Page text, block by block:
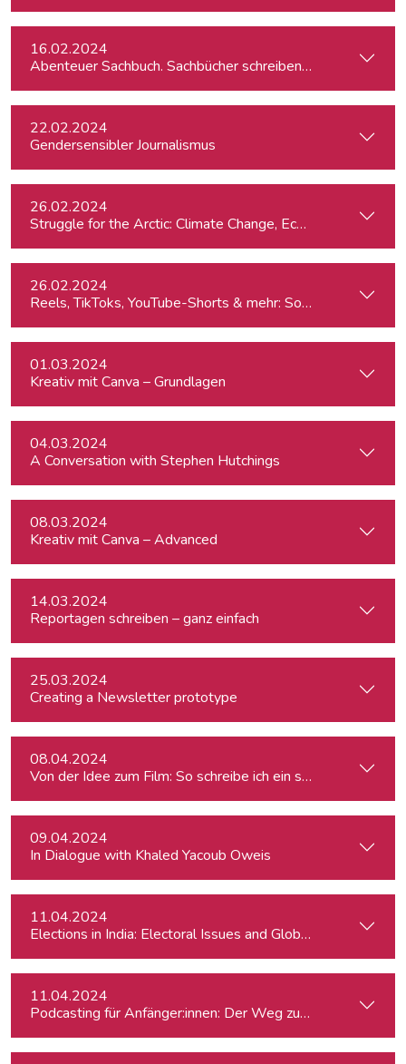
16.02.2024
Abenteuer Sachbuch. Sachbücher schreiben für
22.02.2024
Gendersensibler Journalismus
26.02.2024
26.02.2024
Reels, TikToks, YouTube-Shorts & mehr: Social Media-
01.03.2024
Kreativ mit Canva – Grundlagen
04.03.2024
A Conversation with Stephen Hutchings
08.03.2024
Kreativ mit Canva – Advanced
14.03.2024
Reportagen schreiben – ganz einfach
25.03.2024
Creating a Newsletter prototype
08.04.2024
Von der Idee zum Film: So schreibe ich ein schlüssiges
09.04.2024
In Dialogue with Khaled Yacoub Oweis
11.04.2024
Elections in India: Electoral Issues and Global Ambitions
11.04.2024
Podcasting für Anfänger:innen: Der Weg zum eigenen